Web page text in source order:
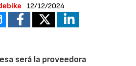
12/12/2024
será la proveedora